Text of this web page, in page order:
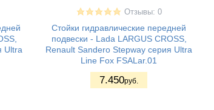
Ultra
Отзывы: 0
Стойки гидравлические передней
подвески - Lada LARGUS CROSS,
Renault Sandero Stepway серия Ultra
Line Fox FSALar.01
7.450руб.